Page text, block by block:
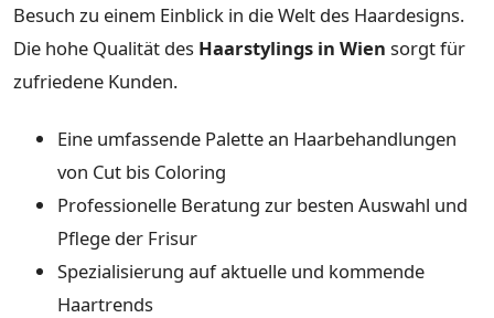
Besuch zu einem Einblick in die Welt des Haardesigns.
Die hohe Qualität des Haarstylings in Wien sorgt für
zufriedene Kunden.
Eine umfassende Palette an Haarbehandlungen
von Cut bis Coloring
Professionelle Beratung zur besten Auswahl und
Pflege der Frisur
Spezialisierung auf aktuelle und kommende
Haartrends